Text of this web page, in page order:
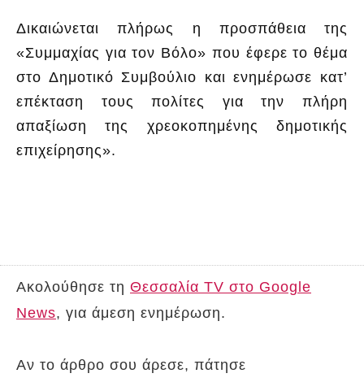
Δικαιώνεται πλήρως η προσπάθεια της
«Συμμαχίας για τον Βόλο» που έφερε το θέμα
στο Δημοτικό Συμβούλιο και ενημέρωσε κατ’
επέκταση τους πολίτες για την πλήρη
απαξίωση της χρεοκοπημένης δημοτικής
επιχείρησης».
Ακολούθησε τη Θεσσαλία TV στο Google
News, για άμεση ενημέρωση.
Αν το άρθρο σου άρεσε, πάτησε